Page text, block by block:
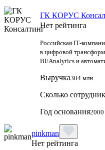
ГК КОРУС
Нет рейтинга
Российская
в цифровой
BI/Analytics и
Выручка304 млн
Сколько
Год основания2000
pinkman
Нет рейтинга